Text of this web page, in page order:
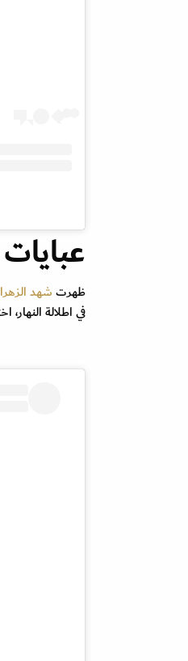
ظهرتشهد
في اطلالة النهار،